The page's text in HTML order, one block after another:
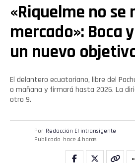
«Riquelme no se
mercado»: Boca
un nuevo
El delantero ecuatoriano, libre del
o mañana y firmará hasta 2026. La
otro 9.
Por Redacción El intransigente
Publicado hace 4 horas